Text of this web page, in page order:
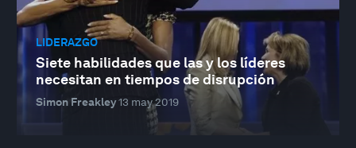
LIDERAZGO
Siete habilidades que las y los líderes
necesitan en tiempos de disrupción
Simon Freakley13 may 2019